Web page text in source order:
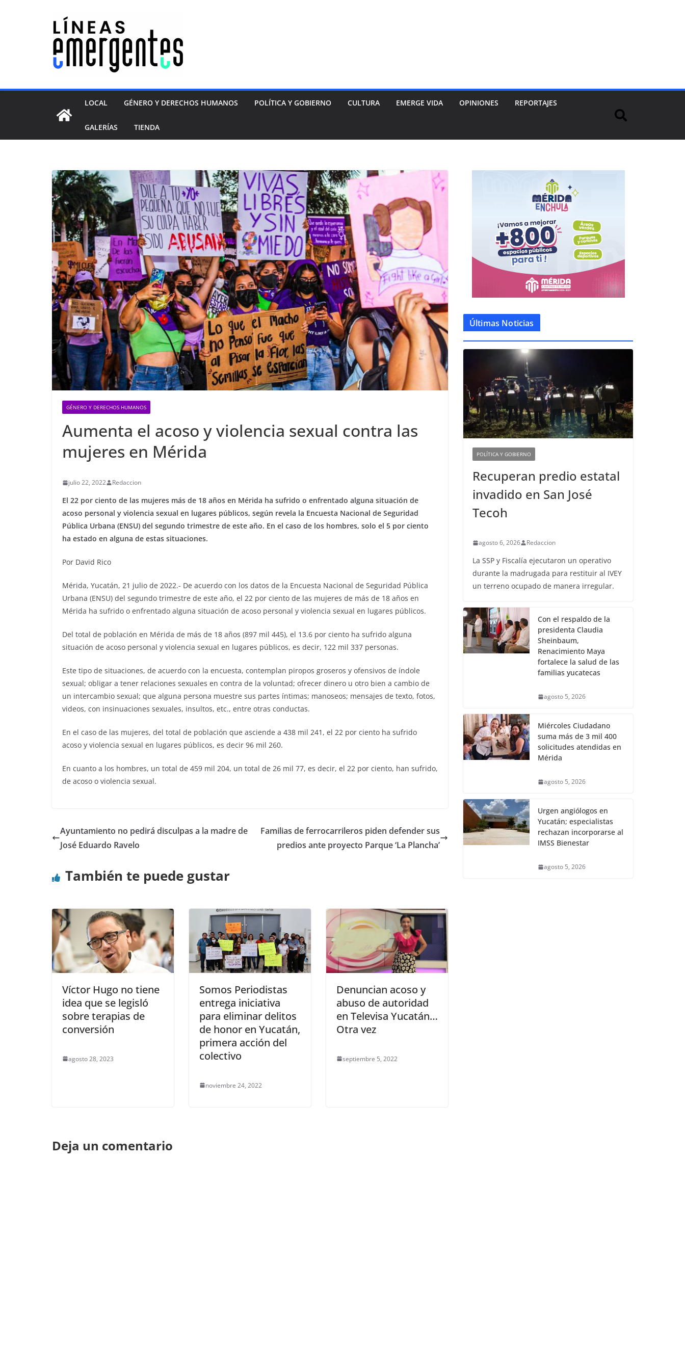
LOCAL GÉNERO Y DERECHOS HUMANOS POLÍTICA Y GOBIERNO CULTURA EMERGE VIDA OPINIONES REPORTAJES
GALERÍAS TIENDA
GÉNERO Y DERECHOS HUMANOS
Aumenta el acoso y violencia sexual contra las
mujeres en Mérida
julio 22, 2022 Redaccion
El 22 por ciento de las mujeres más de 18 años en Mérida ha sufrido o enfrentado alguna situación de
acoso personal y violencia sexual en lugares públicos, según revela la Encuesta Nacional de Seguridad
Pública Urbana (ENSU) del segundo trimestre de este año. En el caso de los hombres, solo el 5 por ciento
ha estado en alguna de estas situaciones.
Por David Rico
Mérida, Yucatán, 21 julio de 2022.- De acuerdo con los datos de la Encuesta Nacional de Seguridad Pública
Urbana (ENSU) del segundo trimestre de este año, el 22 por ciento de las mujeres de más de 18 años en
Mérida ha sufrido o enfrentado alguna situación de acoso personal y violencia sexual en lugares públicos.
Del total de población en Mérida de más de 18 años (897 mil 445), el 13.6 por ciento ha sufrido alguna
situación de acoso personal y violencia sexual en lugares públicos, es decir, 122 mil 337 personas.
Este tipo de situaciones, de acuerdo con la encuesta, contemplan piropos groseros y ofensivos de índole
sexual; obligar a tener relaciones sexuales en contra de la voluntad; ofrecer dinero u otro bien a cambio de
un intercambio sexual; que alguna persona muestre sus partes íntimas; manoseos; mensajes de texto, fotos,
videos, con insinuaciones sexuales, insultos, etc., entre otras conductas.
En el caso de las mujeres, del total de población que asciende a 438 mil 241, el 22 por ciento ha sufrido
acoso y violencia sexual en lugares públicos, es decir 96 mil 260.
En cuanto a los hombres, un total de 459 mil 204, un total de 26 mil 77, es decir, el 22 por ciento, han sufrido,
de acoso o violencia sexual.
Ayuntamiento no pedirá disculpas a la madre de
José Eduardo Ravelo
Familias de ferrocarrileros piden defender sus
predios ante proyecto Parque ‘La Plancha’
También te puede gustar
Víctor Hugo no tiene
idea que se legisló
sobre terapias de
conversión
agosto 28, 2023
Somos Periodistas
entrega iniciativa
para eliminar delitos
de honor en Yucatán,
primera acción del
colectivo
noviembre 24, 2022
Denuncian acoso y
abuso de autoridad
en Televisa Yucatán…
Otra vez
septiembre 5, 2022
Deja un comentario
Últimas Noticias
POLÍTICA Y GOBIERNO
Recuperan predio estatal
invadido en San José
Tecoh
agosto 6, 2026 Redaccion
La SSP y Fiscalía ejecutaron un operativo
durante la madrugada para restituir al IVEY
un terreno ocupado de manera irregular.
Con el respaldo de la
presidenta Claudia
Sheinbaum,
Renacimiento Maya
fortalece la salud de las
familias yucatecas
agosto 5, 2026
Miércoles Ciudadano
suma más de 3 mil 400
solicitudes atendidas en
Mérida
agosto 5, 2026
Urgen angiólogos en
Yucatán; especialistas
rechazan incorporarse al
IMSS Bienestar
agosto 5, 2026